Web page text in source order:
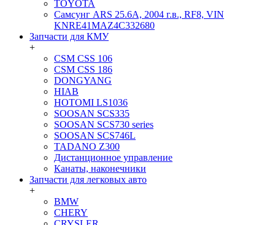
TOYOTA
Самсунг ARS 25.6A, 2004 г.в., RF8, VIN
KNRE41MAZ4C332680
Запчасти для КМУ
+
CSM CSS 106
CSM CSS 186
DONGYANG
HIAB
HOTOMI LS1036
SOOSAN SCS335
SOOSAN SCS730 series
SOOSAN SCS746L
TADANO Z300
Дистанционное управление
Канаты, наконечники
Запчасти для легковых авто
+
BMW
CHERY